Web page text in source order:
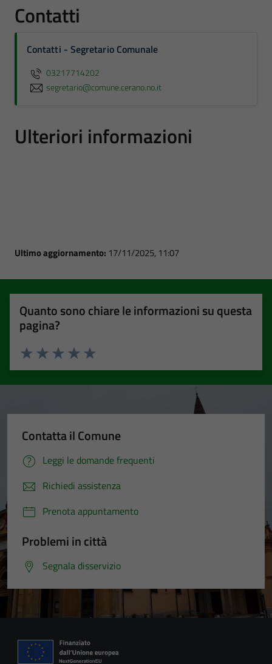
Contatti
Contatti - Segretario Comunale
03217714202
segretario@comune.cerano.no.it
Ulteriori informazioni
Ultimo aggiornamento: 17/11/2025, 11:07
Quanto sono chiare le informazioni su questa
pagina?
Valuta 5 stelle su 5
Valuta 4 stelle su 5
Valuta 3 stelle su 5
Valuta 2 stelle su 5
Valuta 1 stelle su 5
Contatta il Comune
Leggi le domande frequenti
Richiedi assistenza
Prenota appuntamento
Problemi in città
Segnala disservizio